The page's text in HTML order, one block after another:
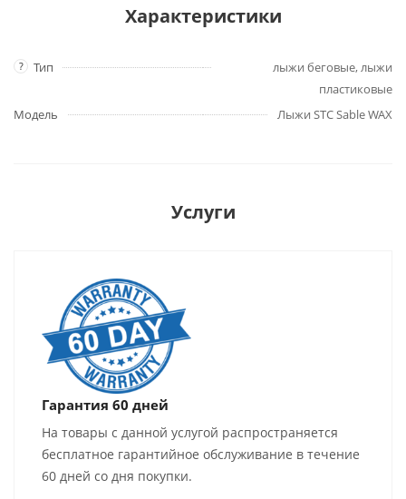
Характеристики
? Тип
лыжи беговые, лыжи
пластиковые
Модель
Лыжи STC Sable WAX
Услуги
Гарантия 60 дней
На товары с данной услугой распространяется
бесплатное гарантийное обслуживание в течение
60 дней со дня покупки.